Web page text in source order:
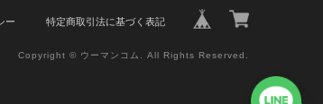
ー 特定商取引法に基づく表記
Copyright © ウーマンコム. All Rights Reserved.